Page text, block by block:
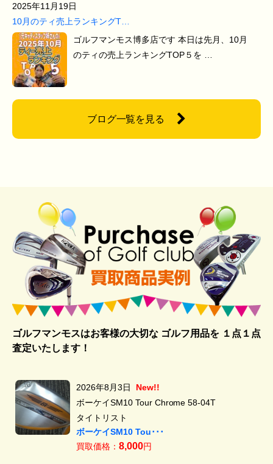
2025年11月19日
10月のティ売上ランキングT…
ゴルフマンモス博多店です 本日は先月、10月
のティの売上ランキングTOP５を …
ブログ一覧を見る
ゴルフマンモスはお客様の大切な ゴルフ用品を１点１点
査定いたします！
2026年8月3日
New!!
ボーケイSM10 Tour Chrome 58-04T
タイトリスト
ボーケイSM10 Tou･･･
買取価格： 8,000円